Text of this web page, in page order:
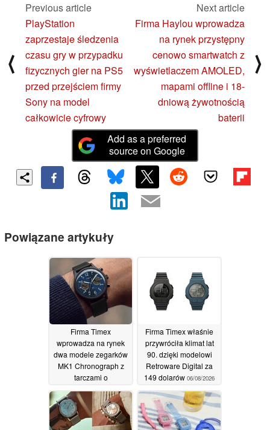
⟨
Previous article
PlayStation
zaprzestaje śledzenia
czasu gry w przypadku
fizycznych gier na PS5
przed przejściem firmy
Sony na model
całkowicie cyfrowy
Next article
Firma Haylou wprowadza
na rynek przystępny
cenowo smartwatch z
wyświetlaczem AMOLED,
mapami offline i 18-
dniową żywotnością
baterii
⟩
Add as a preferred
source on Google
Powiązane artykuły
Firma Timex
wprowadza na rynek
dwa modele zegarków
MK1 Chronograph z
tarczami o
„sunray”
06/08/2026
Firma Timex właśnie
przywróciła klimat lat
90. dzięki modelowi
Retroware Digital za
149 dolarów 06/08/2026